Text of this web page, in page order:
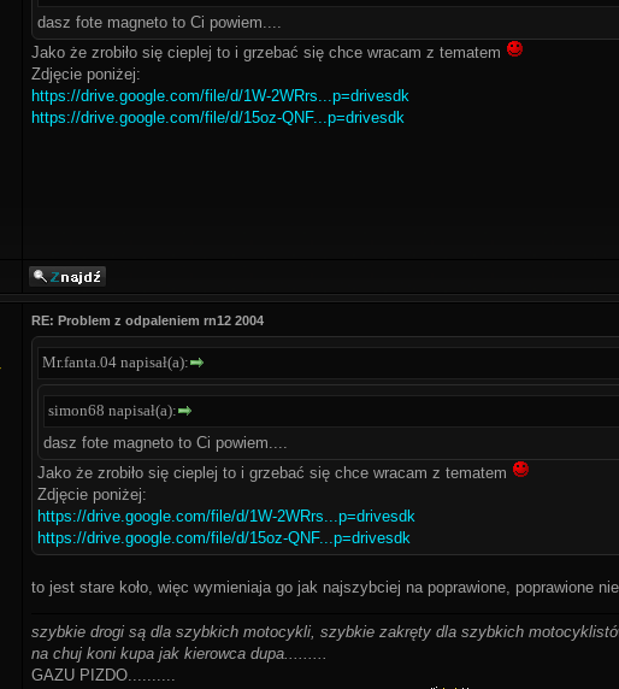
dasz fote magneto to Ci powiem....
Jako że zrobiło się cieplej to i grzebać się chce wracam z tematem
Zdjęcie poniżej:
https://drive.google.com/file/d/1W-2WRrs...p=drivesdk
https://drive.google.com/file/d/15oz-QNF...p=drivesdk
RE: Problem z odpaleniem rn12 2004
Mr.fanta.04 napisał(a):
simon68 napisał(a):
dasz fote magneto to Ci powiem....
Jako że zrobiło się cieplej to i grzebać się chce wracam z tematem
Zdjęcie poniżej:
https://drive.google.com/file/d/1W-2WRrs...p=drivesdk
https://drive.google.com/file/d/15oz-QNF...p=drivesdk
to jest stare koło, więc wymieniaja go jak najszybciej na poprawione, poprawione
szybkie drogi są dla szybkich motocykli, szybkie zakręty dla szybkich
na chuj koni kupa jak kierowca dupa.........
GAZU PIZDO..........